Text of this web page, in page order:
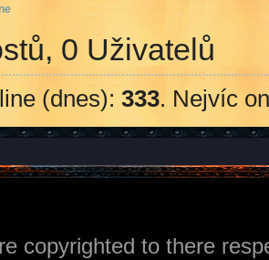
0 Uživatelů
(dnes):333. Nejvíc
copyrighted to there